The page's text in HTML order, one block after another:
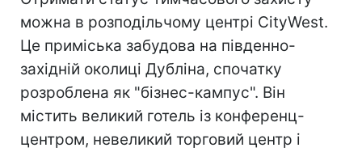
можна в розподільчому центрі CityWest.
Це приміська забудова на південно-
західній околиці Дубліна, спочатку
розроблена як "бізнес-кампус". Він
містить великий готель із конференц-
центром, невеликий торговий центр і